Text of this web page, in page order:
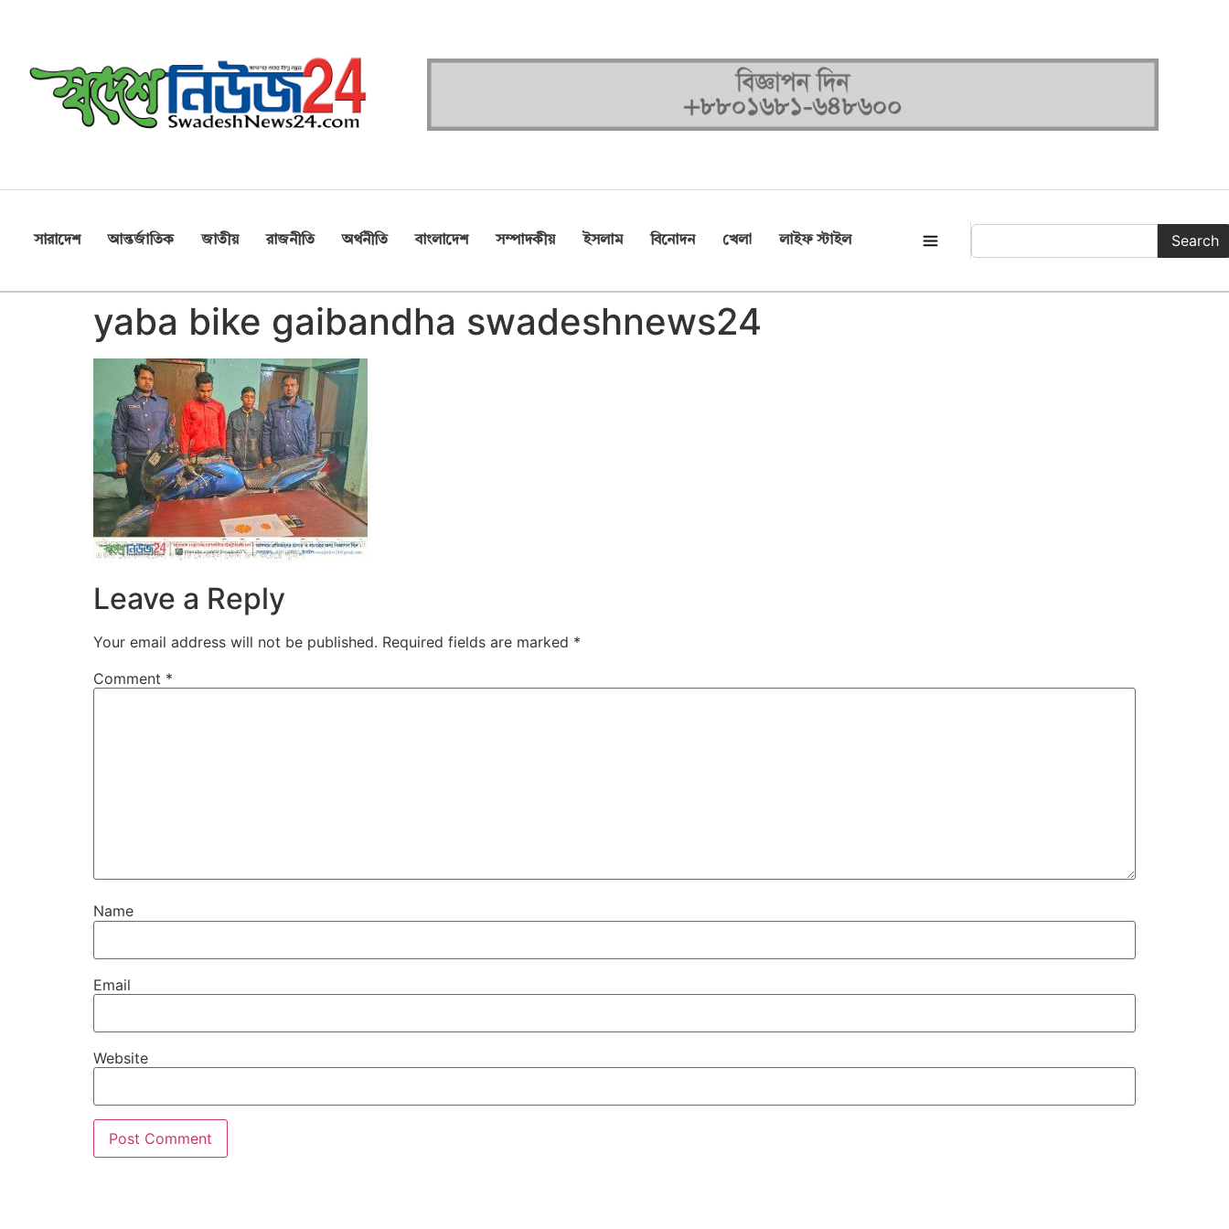
সারাদেশ আন্তর্জাতিক জাতীয় রাজনীতি অর্থনীতি বাংলাদেশ সম্পাদকীয় ইসলাম বিনোদন খেলা লাইফ স্টাইল
সকল ক্যাটাগরি
Search
yaba bike gaibandha swadeshnews24
Leave a Reply
Your email address will not be published. Required fields are marked *
Comment *
Name
Email
Website